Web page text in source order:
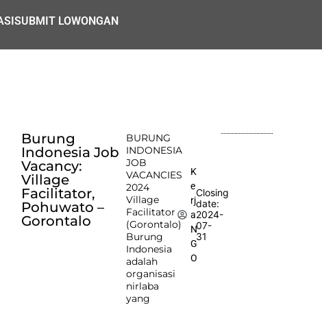
SUBMIT LOWONGAN
Burung
Indonesia Job
Vacancy:
Village
Facilitator,
Pohuwato –
Gorontalo
BURUNG
INDONESIA
JOB
VACANCIES
2024
Village
Facilitator
(Gorontalo)
Burung
Indonesia
adalah
organisasi
nirlaba
yang
K
e
rj
a
N
G
O
Closing
date:
2024-
07-
31